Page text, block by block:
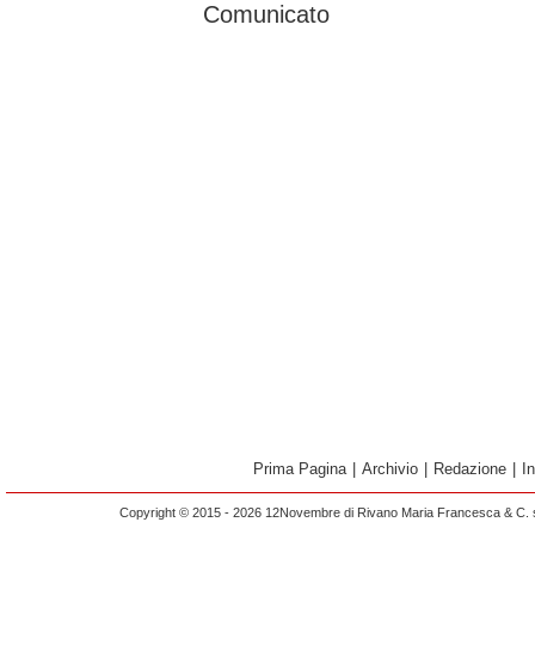
Comunicato
Prima Pagina Archivio Redazione
Copyright © 2015 - 2026 12Novembre di Rivano Maria Francesca &